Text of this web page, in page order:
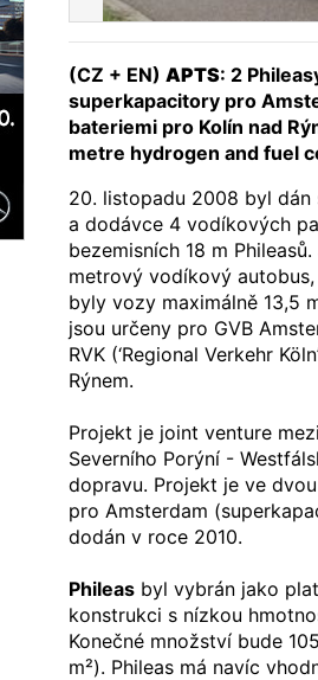
(CZ + EN)APTS: 2
superkapacitory pro
bateriemi pro Kolín nad
metre hydrogen and fuel
20. listopadu 2008 byl dán
a dodávce 4 vodíkových
bezemisních 18 m
metrový vodíkový
byly vozy maximálně 13,5
jsou určeny pro GVB
RVK (‘Regional Verkehr
Rýnem.
Projekt je joint venture
Severního Porýní -
dopravu. Projekt je ve
pro Amsterdam
dodán v roce 2010.
Phileas byl vybrán jako
konstrukci s nízkou
Konečné množství bude
m²). Phileas má navíc